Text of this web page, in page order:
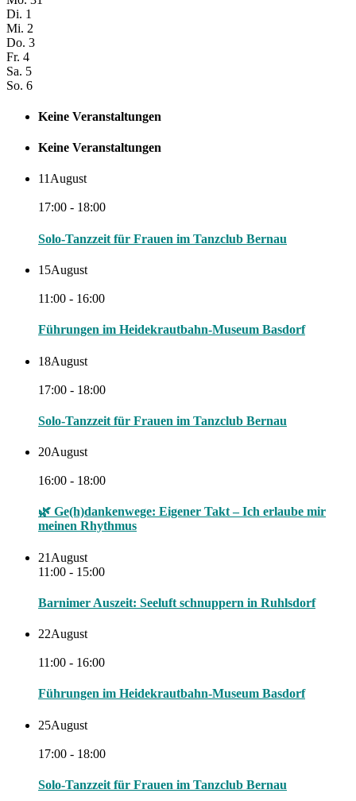
Di. 1
Mi. 2
Do. 3
Fr. 4
Sa. 5
So. 6
Keine Veranstaltungen
Keine Veranstaltungen
11August
17:00 - 18:00
Solo-Tanzzeit für Frauen im Tanzclub Bernau
15August
11:00 - 16:00
Führungen im Heidekrautbahn-Museum Basdorf
18August
17:00 - 18:00
Solo-Tanzzeit für Frauen im Tanzclub Bernau
20August
16:00 - 18:00
🌿 Ge(h)dankenwege: Eigener Takt – Ich erlaube mir
meinen Rhythmus
21 August
11:00 - 15:00
Barnimer Auszeit: Seeluft schnuppern in Ruhlsdorf
22August
11:00 - 16:00
Führungen im Heidekrautbahn-Museum Basdorf
25August
17:00 - 18:00
Solo-Tanzzeit für Frauen im Tanzclub Bernau